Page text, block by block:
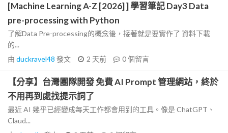
[Machine Learning A-Z [2026] ] 學習筆記 Day3 Data
pre-processing with Python
了解Data Pre-processing的概念後，接著就是要實作了 資料下載
的...
由 duckravel48 發文 2 天前 0個留言
【分享】台灣團隊開發 免費 AI Prompt 管理網站，終於
不用再到處找提示詞了
最近 AI 幾乎已經變成每天工作都會用到的工具。像是 ChatGPT、
Claud...